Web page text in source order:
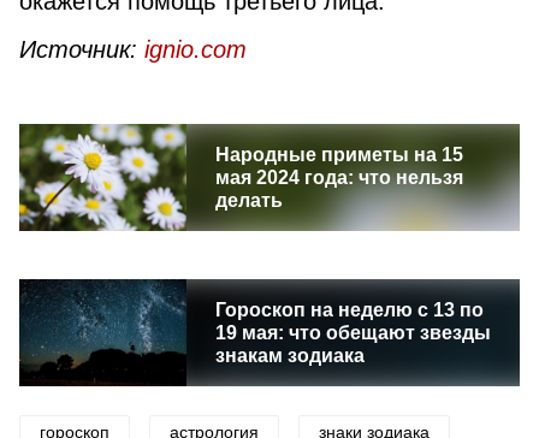
Источник: ignio.com
Народные приметы на 15
мая 2024 года: что нельзя
делать
Гороскоп на неделю с 13 по
19 мая: что обещают звезды
знакам зодиака
гороскоп астрология знаки зодиака